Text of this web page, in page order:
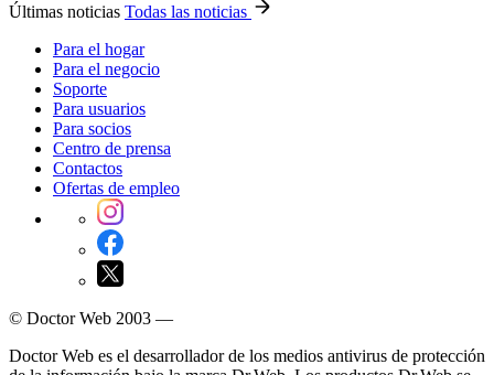
Últimas noticias Todas las noticias
Para el hogar
Para el negocio
Soporte
Para usuarios
Para socios
Centro de prensa
Contactos
Ofertas de empleo
© Doctor Web 2003 —
Doctor Web es el desarrollador de los medios antivirus de protección